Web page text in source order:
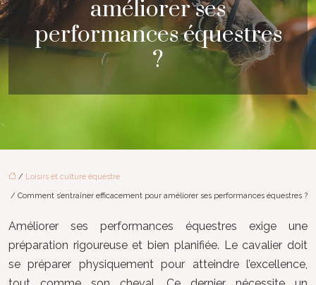
améliorer ses
performances équestres
?
/ Loisirs et culture équestre
/ Comment s’entraîner efficacement pour améliorer ses performances équestres ?
Améliorer ses performances équestres exige une
préparation rigoureuse et bien planifiée. Le cavalier doit
se préparer physiquement pour atteindre l’excellence,